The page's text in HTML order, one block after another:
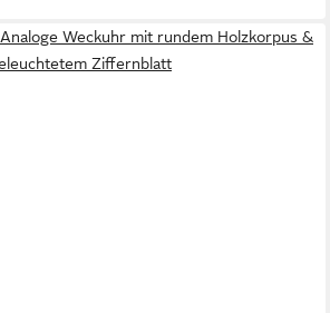
Weckuhr mit rundem Holzkorpus &
Ziffernblatt